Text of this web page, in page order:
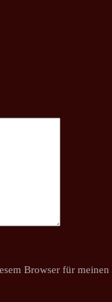
Browser für meinen